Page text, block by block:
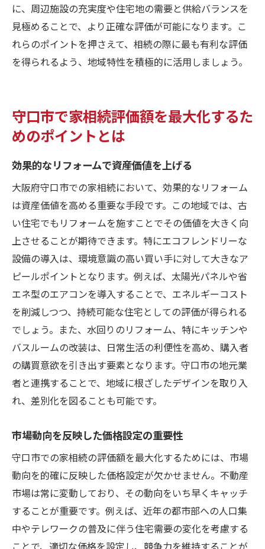
に、周辺施設の充実度や住宅地の需要と供給バランスを
見極めることで、より正確な評価が可能になります。こ
れらのポイントを押さえて、相続の際に最も有利な評価
を得られるよう、地域特性を積極的に活用しましょう。
守口市で家相続評価額を最大化するた
めのポイントとは
効果的なリフォームで資産価値を上げる
大阪府守口市での家相続において、効果的なリフォーム
は資産価値を高める重要な手段です。この地域では、古
い住宅でもリフォームを施すことでその価値を大きく向
上させることが期待できます。特にエコフレンドリーな
設備の導入は、環境意識の高い買い手に対して大きなア
ピールポイントとなります。例えば、太陽光パネルや省
エネ型のエアコンを導入することで、エネルギーコスト
を削減しつつ、持続可能な住宅としての評価が得られる
でしょう。また、水回りのリフォーム、特にキッチンや
バスルームの改装は、日常生活の利便性を高め、購入者
の購買意欲を引き出す要素となります。守口市の地元業
者と連携することで、地域に根ざしたデザインを取り入
れ、差別化を図ることも可能です。
市場動向を反映した価格設定の重要性
守口市での家相続の評価額を最大化するためには、市場
動向を的確に反映した価格設定が欠かせません。不動産
市場は常に変動しており、その動向をいち早くキャッチ
することが重要です。例えば、近年の都市部への人口集
中やテレワークの普及に伴う住宅需要の変化を考慮する
ことで、適切な価格を設定し、競争力を維持することが